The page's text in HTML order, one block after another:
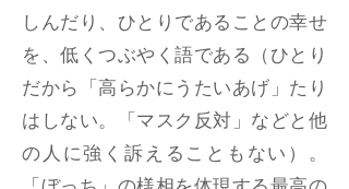
しんだり、ひとりであることの幸せ
を、低くつぶやく語である（ひとり
だから「高らかにうたいあげ」たり
はしない。「マスク反対」などと他
の人に強く訴えることもない）。